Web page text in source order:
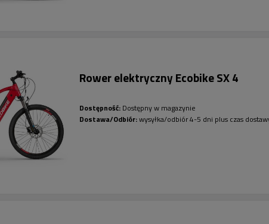
Rower elektryczny Ecobike SX 4
Dostępność: Dostępny w magazynie
Dostawa/Odbiór:wysyłka/odbiór 4-5 dni plus czas